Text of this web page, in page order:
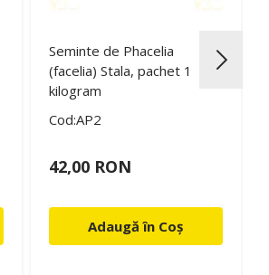
Seminte de Phacelia
(facelia) Stala, pachet 1
kilogram
Cod:AP2
42,00 RON
Adaugă în Coș